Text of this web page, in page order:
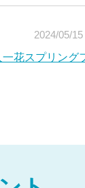
2024/05/15
一花スプリング